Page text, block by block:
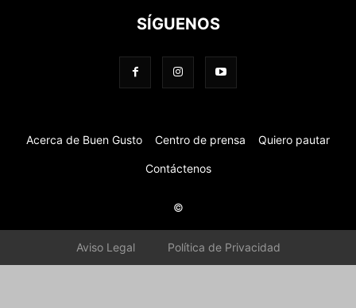
SÍGUENOS
Acerca de Buen Gusto Centro de prensa Quiero pautar
Contáctenos
©
Aviso Legal Política de Privacidad